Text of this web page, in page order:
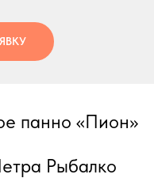
панно «Пион»
Рыбалко